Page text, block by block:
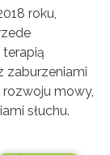
roku,
zaburzeniami
rozwoju mowy,
słuchu.